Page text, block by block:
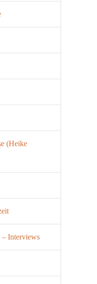
(Heike
– Interviews